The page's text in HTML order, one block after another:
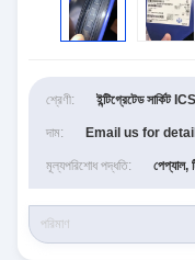
শ্রেণী: ইন্টিগ্রেটেড সার্কিট ICS
দাম: Email us for
মূল্যপরিশোধ পদ্ধতি: পেপ্যাল,